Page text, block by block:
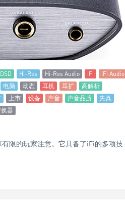
DSD Hi-Res Hi-Res Audio iFi
iFi Audio
电脑 动态 耳机 耳扩
高解析
上市 设备 声音 声音品质
失真
器
限的玩家注意。它具备了iFi的多项技